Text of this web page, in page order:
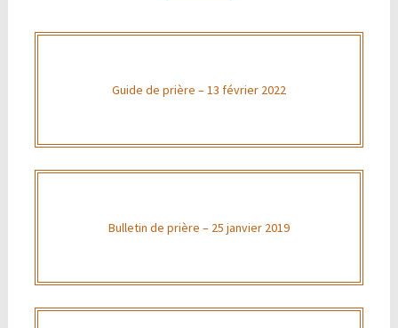
Guide de prière – 13 février 2022
Bulletin de prière – 25 janvier 2019